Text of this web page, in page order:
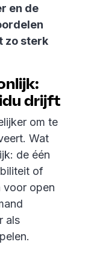
en de
zo sterk
drijft
om te
Wat
de één
of
voor open
als